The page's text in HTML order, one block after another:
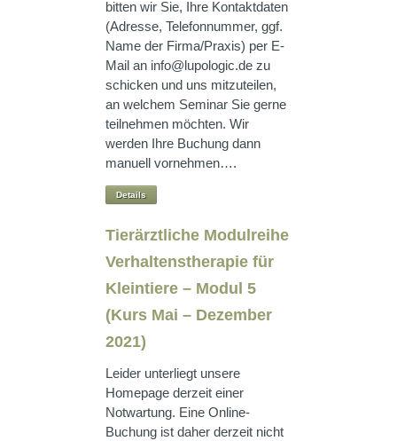
bitten wir Sie, Ihre Kontaktdaten
(Adresse, Telefonnummer, ggf.
Name der Firma/Praxis) per E-
Mail an info@lupologic.de zu
schicken und uns mitzuteilen,
an welchem Seminar Sie gerne
teilnehmen möchten. Wir
werden Ihre Buchung dann
manuell vornehmen….
Details
Tierärztliche Modulreihe
Verhaltenstherapie für
Kleintiere – Modul 5
(Kurs Mai – Dezember
2021)
Leider unterliegt unsere
Homepage derzeit einer
Notwartung. Eine Online-
Buchung ist daher derzeit nicht